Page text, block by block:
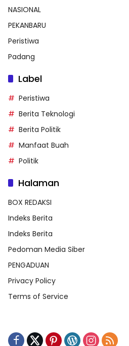
NASIONAL
PEKANBARU
Peristiwa
Padang
Label
Peristiwa
Berita Teknologi
Berita Politik
Manfaat Buah
Politik
Halaman
BOX REDAKSI
Indeks Berita
Indeks Berita
Pedoman Media Siber
PENGADUAN
Privacy Policy
Terms of Service